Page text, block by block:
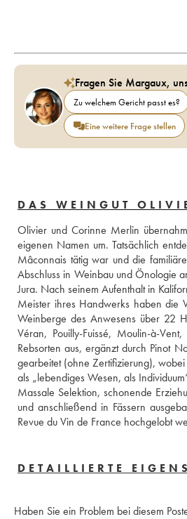
Fragen Sie Margaux,
Zu welchem Gericht passt es?
Eine weitere Frage stellen
DAS WEINGUT
Olivier und Corinne Merlin
eigenen Namen um. Tatsächlich
Mâconnais tätig war und die
Abschluss in Weinbau und Önologie
Jura. Nach seinem Aufenthalt in
Meister ihres Handwerks haben die
Weinberge des Anwesens über 22
Véran, Pouilly-Fuissé, Moulin-à-
Rebsorten aus, ergänzt durch Pinot
gearbeitet (ohne Zertifizierung),
als „lebendiges Wesen, als
Massale Selektion, schonende
und anschließend in Fässern
Revue du Vin de France hochgelobt
DETAILLIERTE
Haben Sie ein Problem bei diesem